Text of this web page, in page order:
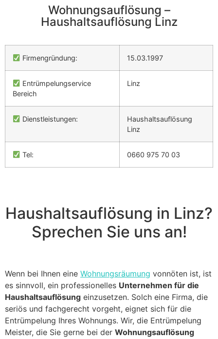
Wohnungsauflösung –
Haushaltsauflösung Linz
Firmengründung: 15.03.1997
Entrümpelungservice
Bereich
Linz
Dienstleistungen:
Haushaltsauflösung
Linz
Tel: 0660 975 70 03
Haushaltsauflösung in Linz?
Sprechen Sie uns an!
Wenn bei Ihnen eine Wohnungsräumung vonnöten ist, ist
es sinnvoll, ein professionelles Unternehmen für die
Haushaltsauflösung einzusetzen. Solch eine Firma, die
seriös und fachgerecht vorgeht, eignet sich für die
Entrümpelung Ihres Wohnungs. Wir, die Entrümpelung
Meister, die Sie gerne bei der Wohnungsauflösung